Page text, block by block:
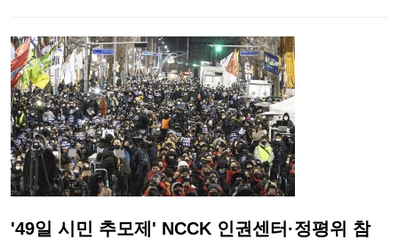
'49일 시민 추모제' NCCK 인권센터·정평위 참